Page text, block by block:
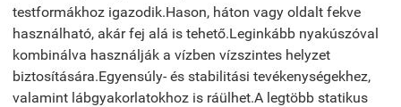
testformákhoz igazodik.Hason, háton vagy oldalt fekve
használható, akár fej alá is tehető.Leginkább nyakúszóval
kombinálva használják a vízben vízszintes helyzet
biztosítására.Egyensúly- és stabilitási tevékenységekhez,
valamint lábgyakorlatokhoz is ráülhet.A legtöbb statikus